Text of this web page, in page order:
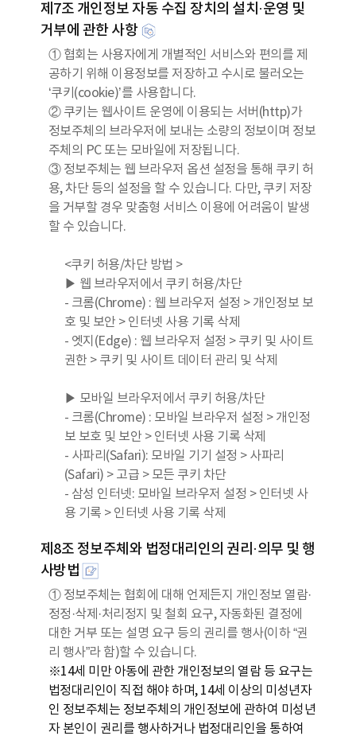
제7조 개인정보 자동 수집 장치의 설치·운영 및
거부에 관한 사항
① 협회는 사용자에게 개별적인 서비스와 편의를 제
공하기 위해 이용정보를 저장하고 수시로 불러오는
‘쿠키(cookie)’를 사용합니다.
② 쿠키는 웹사이트 운영에 이용되는 서버(http)가
정보주체의 브라우저에 보내는 소량의 정보이며 정보
주체의 PC 또는 모바일에 저장됩니다.
③ 정보주체는 웹 브라우저 옵션 설정을 통해 쿠키 허
용, 차단 등의 설정을 할 수 있습니다. 다만, 쿠키 저장
을 거부할 경우 맞춤형 서비스 이용에 어려움이 발생
할 수 있습니다.
<쿠키 허용/차단 방법 >
▶ 웹 브라우저에서 쿠키 허용/차단
- 크롬(Chrome) : 웹 브라우저 설정 > 개인정보 보
호 및 보안 > 인터넷 사용 기록 삭제
- 엣지(Edge) : 웹 브라우저 설정 > 쿠키 및 사이트
권한 > 쿠키 및 사이트 데이터 관리 및 삭제
▶ 모바일 브라우저에서 쿠키 허용/차단
- 크롬(Chrome) : 모바일 브라우저 설정 > 개인정
보 보호 및 보안 > 인터넷 사용 기록 삭제
- 사파리(Safari): 모바일 기기 설정 > 사파리
(Safari) > 고급 > 모든 쿠키 차단
- 삼성 인터넷: 모바일 브라우저 설정 > 인터넷 사
용 기록 > 인터넷 사용 기록 삭제
제8조 정보주체와 법정대리인의 권리·의무 및 행
사방법
① 정보주체는 협회에 대해 언제든지 개인정보 열람·
정정·삭제·처리정지 및 철회 요구, 자동화된 결정에
대한 거부 또는 설명 요구 등의 권리를 행사(이하 “권
리 행사”라 함)할 수 있습니다.
※14세 미만 아동에 관한 개인정보의 열람 등 요구는
법정대리인이 직접 해야 하며, 14세 이상의 미성년자
인 정보주체는 정보주체의 개인정보에 관하여 미성년
자 본인이 권리를 행사하거나 법정대리인을 통하여